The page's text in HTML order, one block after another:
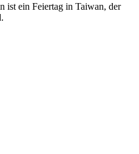
ist ein Feiertag in Taiwan, der